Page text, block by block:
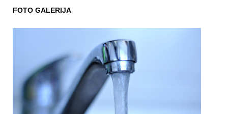
FOTO GALERIJA